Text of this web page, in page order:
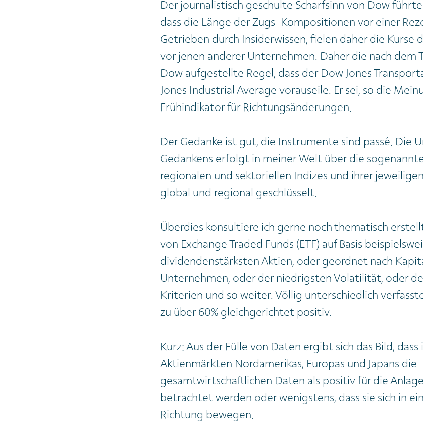
Der journalistisch geschulte Scharfsinn von Dow
dass die Länge der Zugs-Kompositionen vor einer
Getrieben durch Insiderwissen, fielen daher die Kurse
vor jenen anderer Unternehmen. Daher die nach dem
Dow aufgestellte Regel, dass der Dow Jones
Jones Industrial Average vorauseile. Er sei, so die
Frühindikator für Richtungsänderungen.
Der Gedanke ist gut, die Instrumente sind passé. Die
Gedankens erfolgt in meiner Welt über die
regionalen und sektoriellen Indizes und ihrer
global und regional geschlüsselt.
Überdies konsultiere ich gerne noch thematisch
von Exchange Traded Funds (ETF) auf Basis
dividendenstärksten Aktien, oder geordnet nach
Unternehmen, oder der niedrigsten Volatilität, oder
Kriterien und so weiter. Völlig unterschiedlich
zu über 60% gleichgerichtet positiv.
Kurz: Aus der Fülle von Daten ergibt sich das Bild, dass
Aktienmärkten Nordamerikas, Europas und Japans die
gesamtwirtschaftlichen Daten als positiv für die
betrachtet werden oder wenigstens, dass sie sich in
Richtung bewegen.